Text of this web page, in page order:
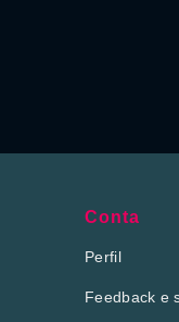
Conta
Perfil
Feedback e